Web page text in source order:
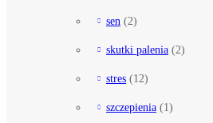
sen (2)
skutki palenia (2)
stres (12)
szczepienia (1)